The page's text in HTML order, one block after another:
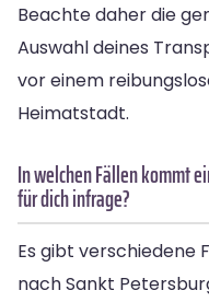
Beachte daher die
Auswahl deines
vor einem
Heimatstadt.
In welchen Fällen kommt
für dich infrage?
Es gibt verschiedene
nach Sankt